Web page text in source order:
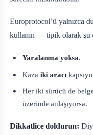
Europrotocol’ü yalnızca
kullanın — tipik olarak şu
Yaralanma yoksa.
Kazaiki aracı
Her iki sürücü de
üzerinde anlaşıyorsa.
Dikkatlice doldurun: